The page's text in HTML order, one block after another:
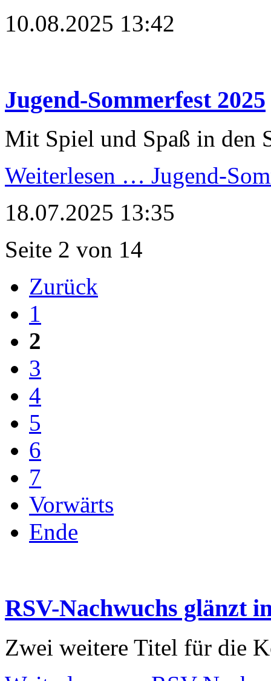
10.08.2025 13:42
Jugend-Sommerfest 2025
Mit Spiel und Spaß in den
Weiterlesen … Jugend-
18.07.2025 13:35
Seite 2 von 14
Zurück
1
2
3
4
5
6
7
Vorwärts
Ende
RSV-Nachwuchs glänzt
Zwei weitere Titel für die